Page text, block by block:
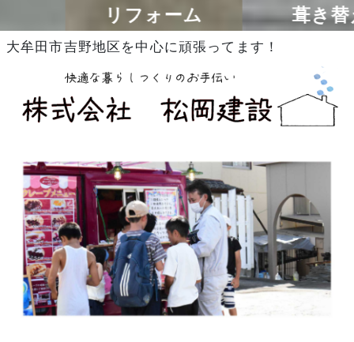
リフォーム 葺き替え
大牟田市吉野地区を中心に頑張ってます！